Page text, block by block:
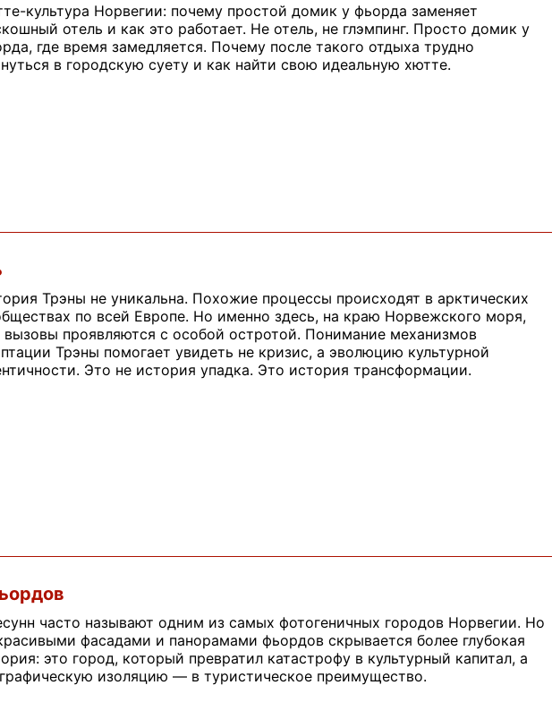
культура Норвегии: почему простой домик у фьорда заменяет
отель и как это работает. Не отель, не глэмпинг. Просто домик у
где время замедляется. Почему после такого отдыха трудно
в городскую суету и как найти свою идеальную хютте.
Трэны не уникальна. Похожие процессы происходят в арктических
по всей Европе. Но именно здесь, на краю Норвежского моря,
вызовы проявляются с особой остротой. Понимание механизмов
Трэны помогает увидеть не кризис, а эволюцию культурной
Это не история упадка. Это история трансформации.
часто называют одним из самых фотогеничных городов Норвегии. Но
фасадами и панорамами фьордов скрывается более глубокая
это город, который превратил катастрофу в культурный капитал, а
изоляцию — в туристическое преимущество.